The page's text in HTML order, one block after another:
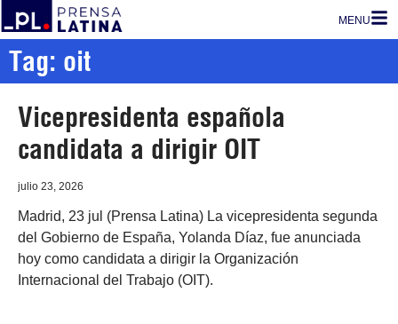
MENU
Tag: oit
Vicepresidenta española
candidata a dirigir OIT
julio 23, 2026
Madrid, 23 jul (Prensa Latina) La vicepresidenta segunda
del Gobierno de España, Yolanda Díaz, fue anunciada
hoy como candidata a dirigir la Organización
Internacional del Trabajo (OIT).